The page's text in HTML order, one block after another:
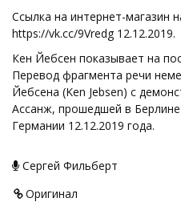
Ссылка на интернет-магазин
https://vk.cc/9Vredg 12.12.2019.
Кен Йебсен показывает на
Перевод фрагмента речи
Йебсена (Ken Jebsen) с
Ассанж, прошедшей в
Германии 12.12.2019 года.
Сергей Фильберт
Оригинал